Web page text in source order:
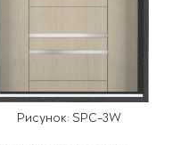
Рисунок: SPC-3W